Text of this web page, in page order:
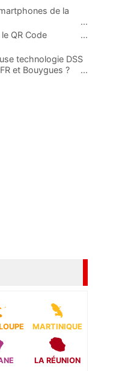
de la
...
QR Code
...
technologie DSS
et Bouygues ?
...
MARTINIQUE
LA RÉUNION